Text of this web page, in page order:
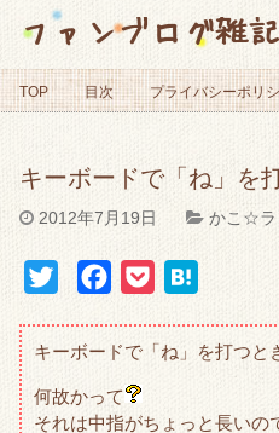
ファンブログ雑
TOP 目次 プライバシーポリ
キーボードで「ね」
2012年7月19日 かこ☆ラ
t
c
b
c
t
n
キーボードで「ね」を打つと
何故かって
それは中指がちょっと長いの